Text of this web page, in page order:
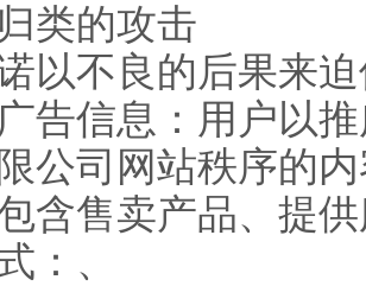
类的攻击
以不良的后果来
告信息：用户以
公司网站秩序的
含售卖产品、提
：、